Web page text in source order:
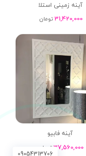
09054313706
آینه زمینی استلا
31,420,000 تومان
آینه فابیو
37,560,000 تومان